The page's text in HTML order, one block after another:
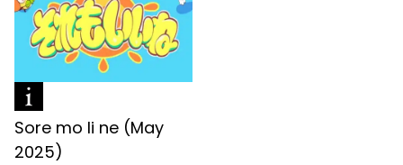
Sore mo Ii ne (May
2025)